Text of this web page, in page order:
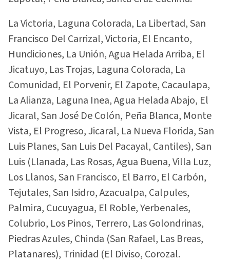
La Victoria, Laguna Colorada, La Libertad, San
Francisco Del Carrizal, Victoria, El Encanto,
Hundiciones, La Unión, Agua Helada Arriba, El
Jicatuyo, Las Trojas, Laguna Colorada, La
Comunidad, El Porvenir, El Zapote, Cacaulapa,
La Alianza, Laguna Inea, Agua Helada Abajo, El
Jicaral, San José De Colón, Peña Blanca, Monte
Vista, El Progreso, Jicaral, La Nueva Florida, San
Luis Planes, San Luis Del Pacayal, Cantiles), San
Luis (Llanada, Las Rosas, Agua Buena, Villa Luz,
Los Llanos, San Francisco, El Barro, El Carbón,
Tejutales, San Isidro, Azacualpa, Calpules,
Palmira, Cucuyagua, El Roble, Yerbenales,
Colubrio, Los Pinos, Terrero, Las Golondrinas,
Piedras Azules, Chinda (San Rafael, Las Breas,
Platanares), Trinidad (El Diviso, Corozal.